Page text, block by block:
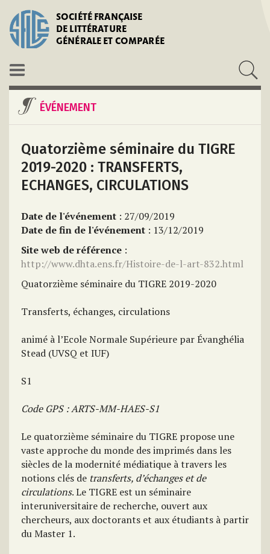
SOCIÉTÉ FRANÇAISE
DE LITTÉRATURE
GÉNÉRALE ET COMPARÉE
ÉVÉNEMENT
Quatorzième séminaire du TIGRE
2019-2020 : TRANSFERTS,
ECHANGES, CIRCULATIONS
Date de l'événement : 27/09/2019
Date de fin de l'événement : 13/12/2019
Site web de référence :
http://www.dhta.ens.fr/Histoire-de-l-art-832.html
Quatorzième séminaire du TIGRE 2019-2020
Transferts, échanges, circulations
animé à l’Ecole Normale Supérieure par Évanghélia
Stead (UVSQ et IUF)
S1
Code GPS : ARTS-MM-HAES-S1
Le quatorzième séminaire du TIGRE propose une
vaste approche du monde des imprimés dans les
siècles de la modernité médiatique à travers les
notions clés de transferts, d’échanges et de
circulations. Le TIGRE est un séminaire
interuniversitaire de recherche, ouvert aux
chercheurs, aux doctorants et aux étudiants à partir
du Master 1.